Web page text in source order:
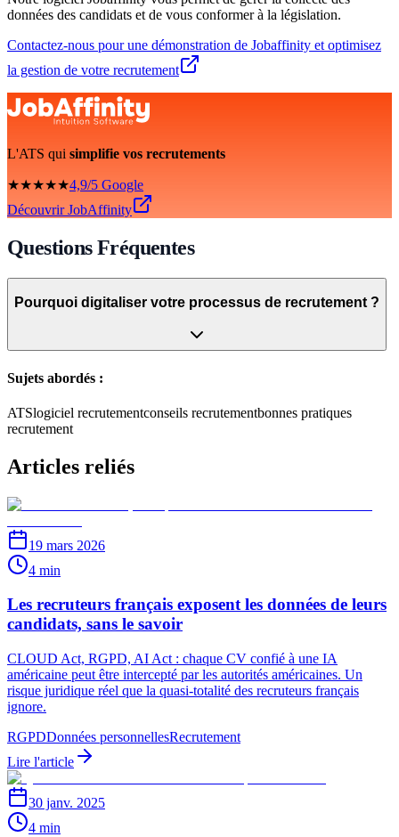
données des candidats et de vous conformer à la législation.
Contactez-nous pour une démonstration de Jobaffinity et optimisez
la gestion de votre recrutement
L'ATS qui simplifie vos recrutements
★★★★★4,9/5 Google
Découvrir JobAffinity
Questions Fréquentes
Pourquoi digitaliser votre processus de recrutement ?
Sujets abordés :
ATSlogiciel recrutementconseils recrutementbonnes pratiques
recrutement
Articles reliés
19 mars 2026
4 min
Les recruteurs français exposent les données de leurs
candidats, sans le savoir
CLOUD Act, RGPD, AI Act : chaque CV confié à une IA
américaine peut être intercepté par les autorités américaines. Un
risque juridique réel que la quasi-totalité des recruteurs français
ignore.
RGPDDonnées personnellesRecrutement
Lire l'article
30 janv. 2025
4 min